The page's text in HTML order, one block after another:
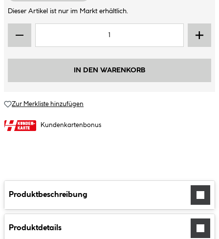
Dieser Artikel ist nur im Markt erhältlich.
IN DEN WARENKORB
Zur Merkliste hinzufügen
Kundenkartenbonus
Produktbeschreibung
Produktdetails